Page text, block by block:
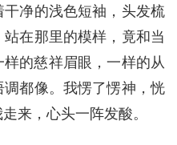
净的浅色短袖，头发梳
在那里的模样，竟和当
的慈祥眉眼，一样的从
都像。我愣了愣神，恍
来，心头一阵发酸。